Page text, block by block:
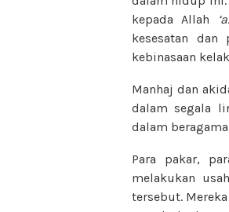
kepada Allah
kesesatan dan
kebinasaan
Manhaj dan
dalam segala
dalam
Para pakar,
melakukan
tersebut.